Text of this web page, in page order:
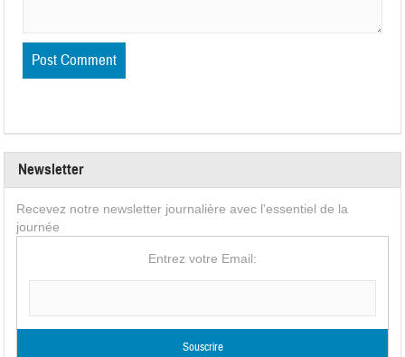
Newsletter
Recevez notre newsletter journalière avec l'essentiel de la
journée
Entrez votre Email: